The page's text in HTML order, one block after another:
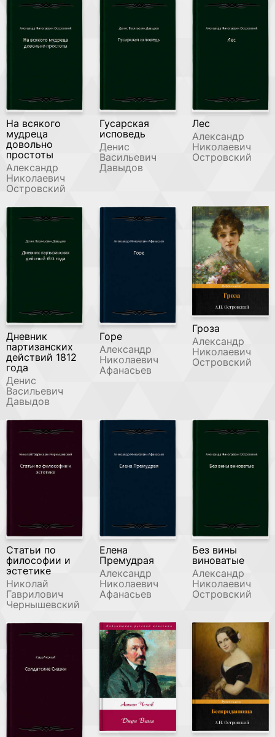
На всякого
мудреца
довольно
простоты
Александр
Николаевич
Островский
Гусарская
исповедь
Денис
Васильевич
Давыдов
Лес
Александр
Николаевич
Островский
Дневник
партизанских
действий 1812
года
Денис
Васильевич
Давыдов
Горе
Александр
Николаевич
Афанасьев
Гроза
Александр
Николаевич
Островский
Статьи по
философии и
эстетике
Николай
Гаврилович
Чернышевский
Елена
Премудрая
Александр
Николаевич
Афанасьев
Без вины
виноватые
Александр
Николаевич
Островский